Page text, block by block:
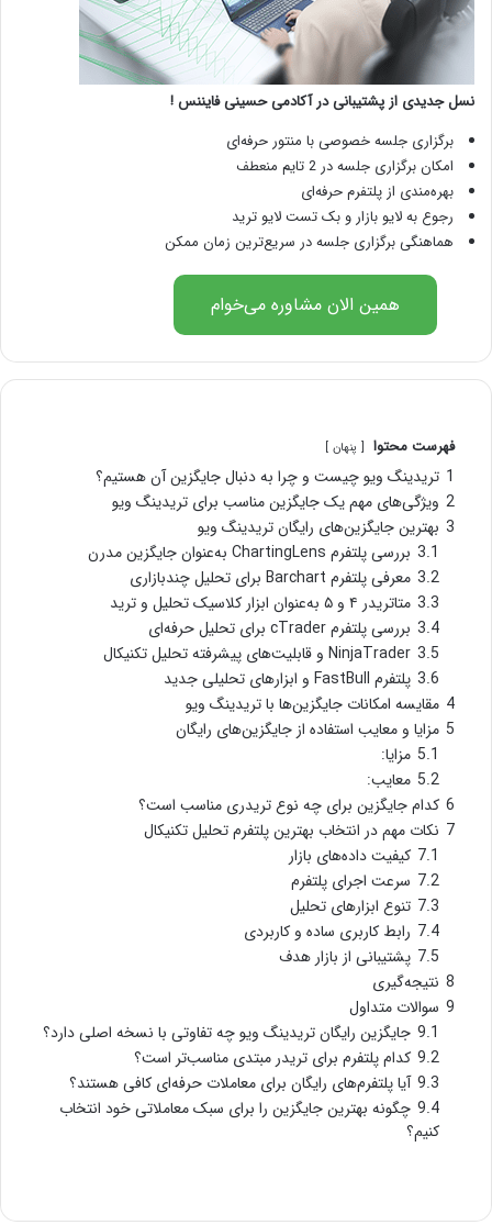
نسل جدیدی از پشتیبانی در آکادمی حسینی فایننس !
برگزاری جلسه خصوصی با منتور حرفه‌ای
امکان برگزاری جلسه در 2 تایم منعطف
بهره‌مندی از پلتفرم حرفه‌ای
رجوع به لایو بازار و بک تست لایو ترید
هماهنگی برگزاری جلسه در سریع‌ترین زمان ممکن
همین الان مشاوره می‌خوام
فهرست محتوا پنهان
1 تریدینگ ویو چیست و چرا به دنبال جایگزین آن هستیم؟
2 ویژگی‌های مهم یک جایگزین مناسب برای تریدینگ ویو
3 بهترین جایگزین‌های رایگان تریدینگ ویو
3.1 بررسی پلتفرم ChartingLens به‌عنوان جایگزین مدرن
3.2 معرفی پلتفرم Barchart برای تحلیل چندبازاری
3.3 متاتریدر ۴ و ۵ به‌عنوان ابزار کلاسیک تحلیل و ترید
3.4 بررسی پلتفرم cTrader برای تحلیل حرفه‌ای
3.5 NinjaTrader و قابلیت‌های پیشرفته تحلیل تکنیکال
3.6 پلتفرم FastBull و ابزارهای تحلیلی جدید
4 مقایسه امکانات جایگزین‌ها با تریدینگ ویو
5 مزایا و معایب استفاده از جایگزین‌های رایگان
5.1 مزایا:
5.2 معایب:
6 کدام جایگزین برای چه نوع تریدری مناسب است؟
7 نکات مهم در انتخاب بهترین پلتفرم تحلیل تکنیکال
7.1 کیفیت داده‌های بازار
7.2 سرعت اجرای پلتفرم
7.3 تنوع ابزارهای تحلیل
7.4 رابط کاربری ساده و کاربردی
7.5 پشتیبانی از بازار هدف
8 نتیجه‌گیری
9 سوالات متداول
9.1 جایگزین رایگان تریدینگ ویو چه تفاوتی با نسخه اصلی دارد؟
9.2 کدام پلتفرم برای تریدر مبتدی مناسب‌تر است؟
9.3 آیا پلتفرم‌های رایگان برای معاملات حرفه‌ای کافی هستند؟
9.4 چگونه بهترین جایگزین را برای سبک معاملاتی خود انتخاب
کنیم؟